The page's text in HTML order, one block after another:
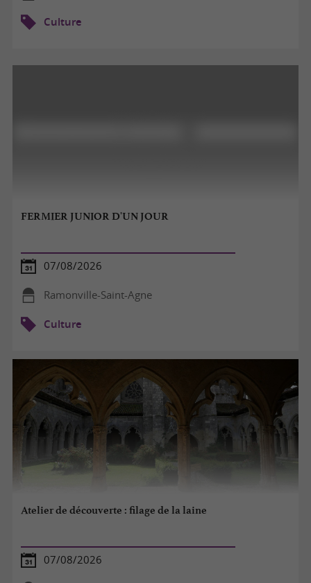
Culture
FERMIER JUNIOR D'UN JOUR
07/08/2026
Ramonville-Saint-Agne
Culture
Atelier de découverte : filage de la laine
07/08/2026